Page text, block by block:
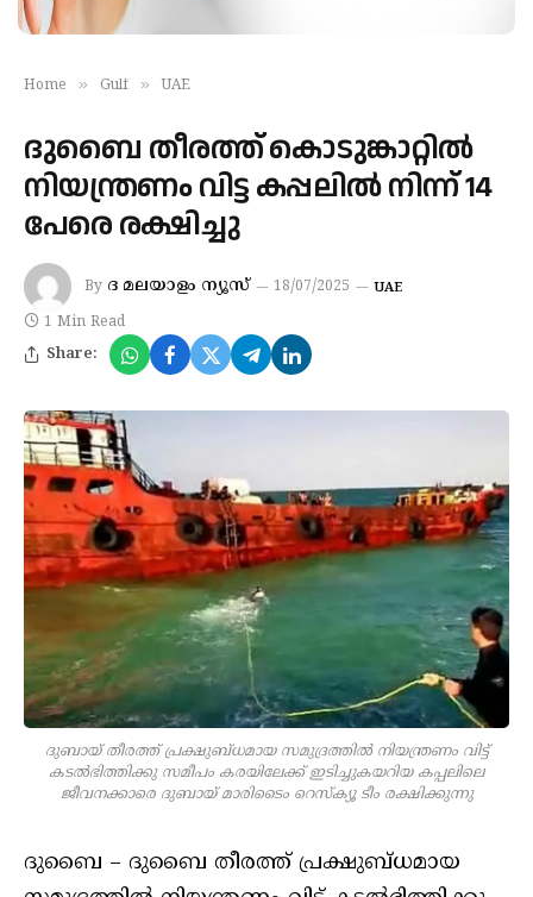
Home » Gulf » UAE
ദുബൈ തീരത്ത് കൊടുങ്കാറ്റിൽ
നിയന്ത്രണം വിട്ട കപ്പലില്‍ നിന്ന് 14
പേരെ രക്ഷിച്ചു
By ദ മലയാളം ന്യൂസ് 18/07/2025 UAE
1 Min Read
Share:
ദുബായ് തീരത്ത് പ്രക്ഷുബ്ധമായ സമുദ്രത്തില്‍ നിയന്ത്രണം വിട്ട്
കടല്‍ഭിത്തിക്കു സമീപം കരയിലേക്ക് ഇടിച്ചുകയറിയ കപ്പലിലെ
ജീവനക്കാരെ ദുബായ് മാരിടൈം റെസ്‌ക്യൂ ടീം രക്ഷിക്കുന്നു
ദുബൈ – ദുബൈ തീരത്ത് പ്രക്ഷുബ്ധമായ